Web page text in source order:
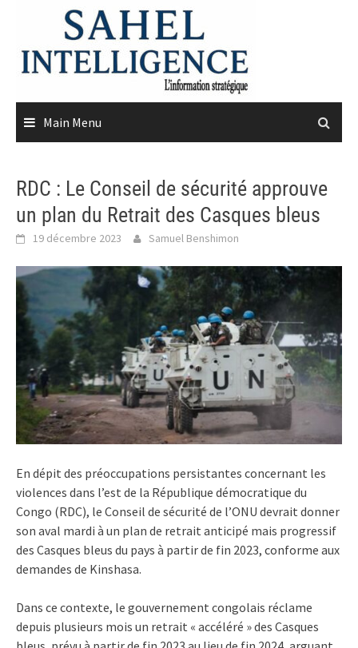
content
Main Menu
RDC : Le Conseil de sécurité approuve
un plan du Retrait des Casques bleus
19 décembre 2023 Samuel Benshimon
En dépit des préoccupations persistantes concernant les
violences dans l’est de la République démocratique du
Congo (RDC), le Conseil de sécurité de l’ONU devrait donner
son aval mardi à un plan de retrait anticipé mais progressif
des Casques bleus du pays à partir de fin 2023, conforme aux
demandes de Kinshasa.
Dans ce contexte, le gouvernement congolais réclame
depuis plusieurs mois un retrait « accéléré » des Casques